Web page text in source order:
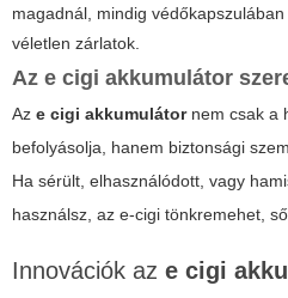
magadnál, mindig
véletlen zárlatok.
Az e cigi akkumulátor
Az e cigi akkumulátornem csak a
befolyásolja, hanem biztonsági
Ha sérült, elhasználódott, vagy
használsz, az e-cigi tönkremehet,
Innovációk az e cigi